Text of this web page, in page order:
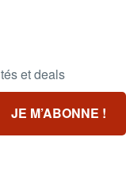
et deals